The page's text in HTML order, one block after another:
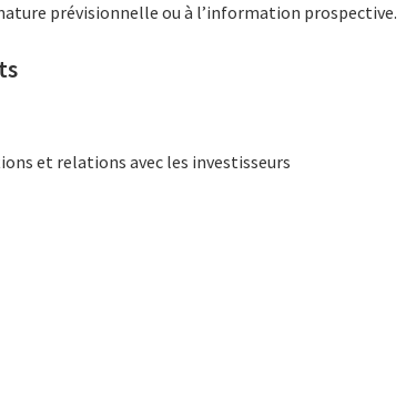
prévisionnelle ou à l’information prospective.
et relations avec les investisseurs